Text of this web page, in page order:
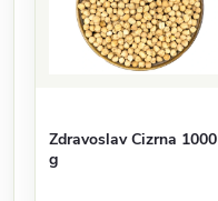
Zdravoslav Cizrna 1000
g